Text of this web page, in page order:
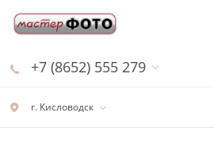
г. Кисловодск
+7 (8652) 555 279